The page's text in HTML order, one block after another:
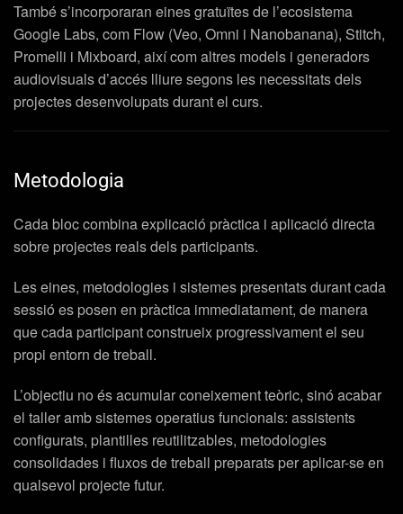
També s’incorporaran eines gratuïtes de l’ecosistema
Google Labs, com Flow (Veo, Omni i Nanobanana), Stitch,
Promelli i Mixboard, així com altres models i generadors
audiovisuals d’accés lliure segons les necessitats dels
projectes desenvolupats durant el curs.
Metodologia
Cada bloc combina explicació pràctica i aplicació directa
sobre projectes reals dels participants.
Les eines, metodologies i sistemes presentats durant cada
sessió es posen en pràctica immediatament, de manera
que cada participant construeix progressivament el seu
propi entorn de treball.
L’objectiu no és acumular coneixement teòric, sinó acabar
el taller amb sistemes operatius funcionals: assistents
configurats, plantilles reutilitzables, metodologies
consolidades i fluxos de treball preparats per aplicar-se en
qualsevol projecte futur.